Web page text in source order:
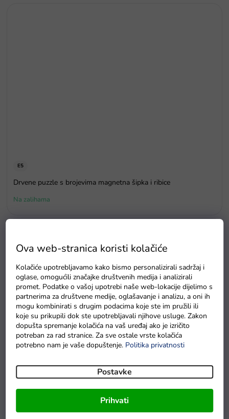
Ova web-stranica koristi kolačiće
Kolačiće upotrebljavamo kako bismo personalizirali sadržaj i
oglase, omogućili značajke društvenih medija i analizirali
promet. Podatke o vašoj upotrebi naše web-lokacije dijelimo s
partnerima za društvene medije, oglašavanje i analizu, a oni ih
mogu kombinirati s drugim podacima koje ste im pružili ili
koje su prikupili dok ste upotrebljavali njihove usluge. Zakon
dopušta spremanje kolačića na vaš uređaj ako je izričito
potreban za rad stranice. Za sve ostale vrste kolačića
potrebno nam je vaše dopuštenje. Politika privatnosti
Postavke
Prihvati
E5
Drvene puzzle s brojevima magnetna šipka i ribice
Na zalihama
u redu
U roku od 7 radnih dana